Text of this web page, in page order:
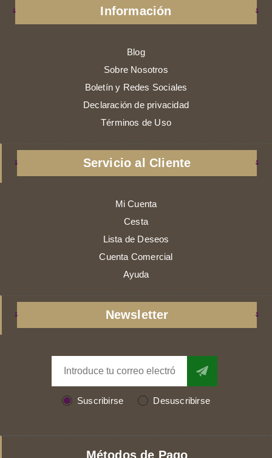
Información
Blog
Sobre Nosotros
Boletín y Redes Sociales
Declaración de privacidad
Términos de Uso
Servicio al Cliente
Mi Cuenta
Cesta
Lista de Deseos
Cuenta Comercial
Ayuda
Newsletter
Suscribirse Desuscribirse
Métodos de Pago